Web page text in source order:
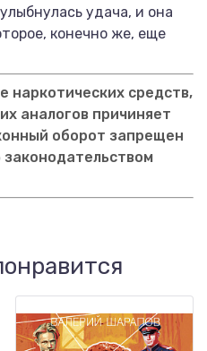
удача, и она
конечно же, еще
наркотических средств,
аналогов причиняет
оборот запрещен